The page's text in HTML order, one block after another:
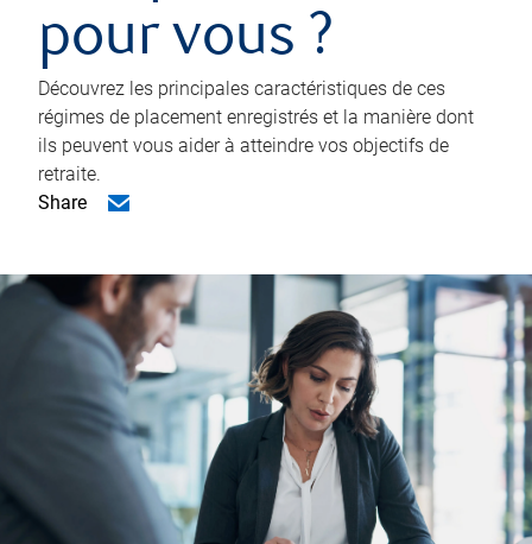
pour vous ?
Découvrez les principales caractéristiques de ces
régimes de placement enregistrés et la manière dont
ils peuvent vous aider à atteindre vos objectifs de
retraite.
Share